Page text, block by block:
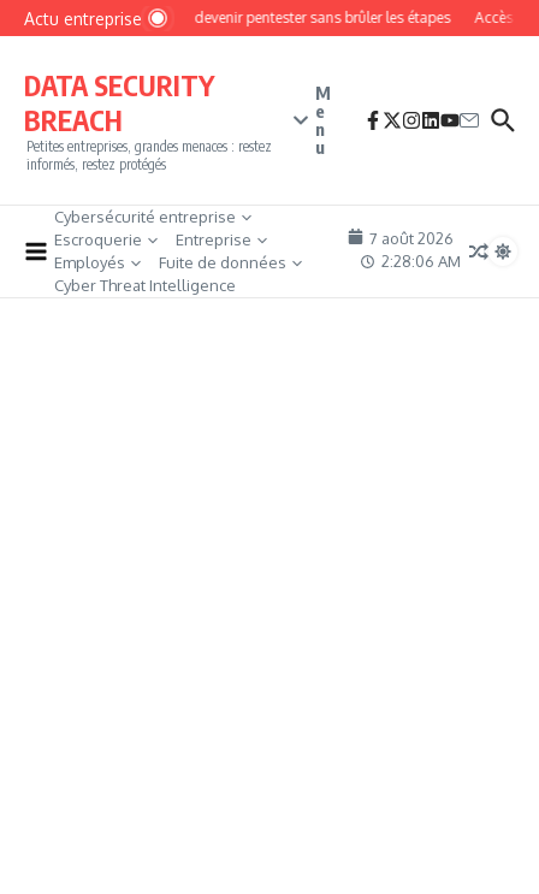
Aller au contenu
Actu entrepriseComment devenir pentester sans brûler les étapes Accès
DATA SECURITY
BREACH
Petites entreprises, grandes menaces : restez
informés, restez protégés
M
e
n
u
Cybersécurité entreprise
Escroquerie
Entreprise
Employés
Fuite de données
Cyber Threat Intelligence
7 août 2026
2:28:07 AM